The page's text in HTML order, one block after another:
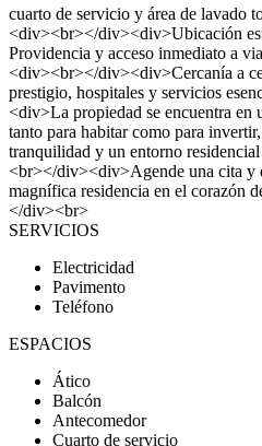
cuarto de servicio y área de lavado
<div><br></div><div>Ubicación
Providencia y acceso inmediato a
<div><br></div><div>Cercanía a
prestigio, hospitales y servicios
<div>La propiedad se encuentra en
tanto para habitar como para
tranquilidad y un entorno
<br></div><div>Agende una cita y
magnífica residencia en el corazón
</div><br>
SERVICIOS
Electricidad
Pavimento
Teléfono
ESPACIOS
Ático
Balcón
Antecomedor
Cuarto de servicio